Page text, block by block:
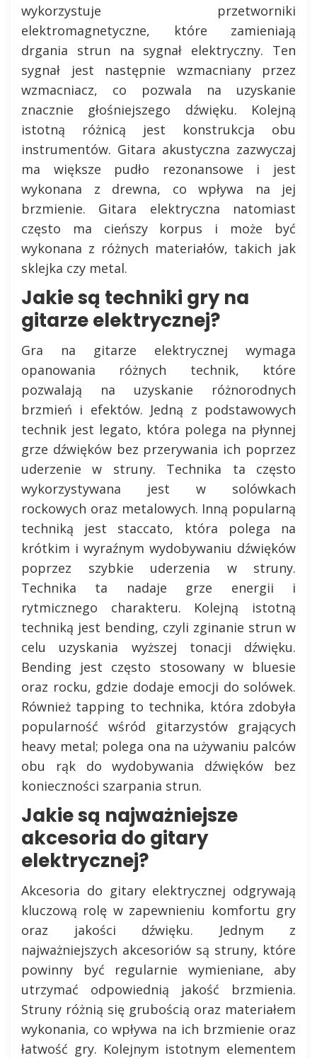
wykorzystuje przetworniki
elektromagnetyczne, które zamieniają
drgania strun na sygnał elektryczny. Ten
sygnał jest następnie wzmacniany przez
wzmacniacz, co pozwala na uzyskanie
znacznie głośniejszego dźwięku. Kolejną
istotną różnicą jest konstrukcja obu
instrumentów. Gitara akustyczna zazwyczaj
ma większe pudło rezonansowe i jest
wykonana z drewna, co wpływa na jej
brzmienie. Gitara elektryczna natomiast
często ma cieńszy korpus i może być
wykonana z różnych materiałów, takich jak
sklejka czy metal.
Jakie są techniki gry na
gitarze elektrycznej?
Gra na gitarze elektrycznej wymaga
opanowania różnych technik, które
pozwalają na uzyskanie różnorodnych
brzmień i efektów. Jedną z podstawowych
technik jest legato, która polega na płynnej
grze dźwięków bez przerywania ich poprzez
uderzenie w struny. Technika ta często
wykorzystywana jest w solówkach
rockowych oraz metalowych. Inną popularną
techniką jest staccato, która polega na
krótkim i wyraźnym wydobywaniu dźwięków
poprzez szybkie uderzenia w struny.
Technika ta nadaje grze energii i
rytmicznego charakteru. Kolejną istotną
techniką jest bending, czyli zginanie strun w
celu uzyskania wyższej tonacji dźwięku.
Bending jest często stosowany w bluesie
oraz rocku, gdzie dodaje emocji do solówek.
Również tapping to technika, która zdobyła
popularność wśród gitarzystów grających
heavy metal; polega ona na używaniu palców
obu rąk do wydobywania dźwięków bez
konieczności szarpania strun.
Jakie są najważniejsze
akcesoria do gitary
elektrycznej?
Akcesoria do gitary elektrycznej odgrywają
kluczową rolę w zapewnieniu komfortu gry
oraz jakości dźwięku. Jednym z
najważniejszych akcesoriów są struny, które
powinny być regularnie wymieniane, aby
utrzymać odpowiednią jakość brzmienia.
Struny różnią się grubością oraz materiałem
wykonania, co wpływa na ich brzmienie oraz
łatwość gry. Kolejnym istotnym elementem